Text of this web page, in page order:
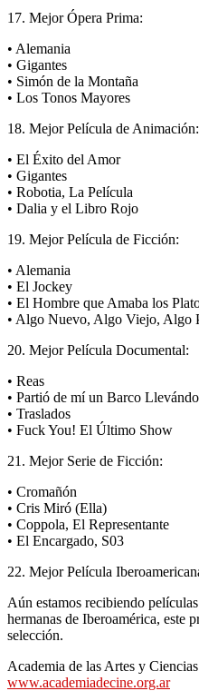
17. Mejor Ópera Prima:
• Alemania
• Gigantes
• Simón de la Montaña
• Los Tonos Mayores
18. Mejor Película de Animación:
• El Éxito del Amor
• Gigantes
• Robotia, La Película
• Dalia y el Libro Rojo
19. Mejor Película de Ficción:
• Alemania
• El Jockey
• El Hombre que Amaba los
• Algo Nuevo, Algo Viejo, Algo
20. Mejor Película Documental:
• Reas
• Partió de mí un Barco
• Traslados
• Fuck You! El Último Show
21. Mejor Serie de Ficción:
• Cromañón
• Cris Miró (Ella)
• Coppola, El Representante
• El Encargado, S03
22. Mejor Película
Aún estamos recibiendo
hermanas de Iberoamérica, este
selección.
Academia de las Artes y
www.academiadecine.org.ar